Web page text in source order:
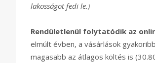
lakosságot fedi le.)
Rendületlenül folytatódik az
elmúlt évben, a vásárlások
magasabb az átlagos költés is